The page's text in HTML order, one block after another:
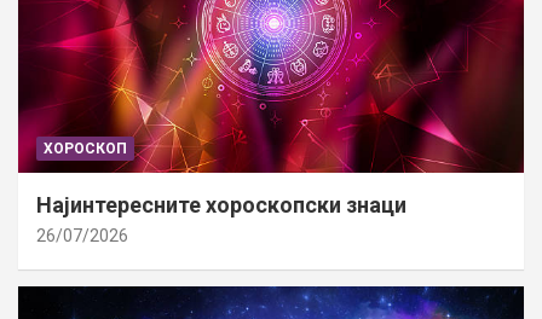
ХОРОСКОП
Најинтересните хороскопски знаци
26/07/2026